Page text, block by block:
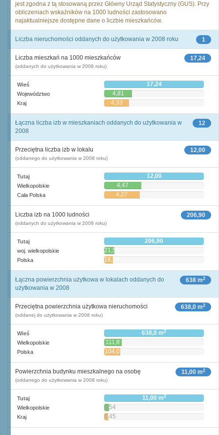
jest zgodna z tą stosowaną przez Główny Urząd Statystyczny (GUS). Przy
obliczeniach wskaźników na 1000 ludności zastosowano
najaktualniejsze dostępne dane o liczbie mieszkańców.
1
Liczba nieruchomości oddanych do użytkowania w 2008 roku
17,24
Liczba mieszkań na 1000 mieszkańców
(oddanych do użytkowania w 2008 roku)
Wieś 17,24
Województwo 4,81
Kraj 4,33
12
Łączna liczba izb w mieszkaniach oddanych do użytkowania w
2008
12,00
Przeciętna liczba izb w lokalu
(oddanego do użytkowania w 2008 roku)
Tutaj 12,00
Wielkopolskie 4,47
Cała Polska 4,27
206,90
Liczba izb na 1000 ludności
(oddanych do użytkowania w 2008 roku)
Tutaj 206,90
woj. wielkopolskie 21,53
Polska 18,50
638 m2
Łączna powierzchnia użytkowa w lokalach oddanych do
użytkowania w 2008
638,0 m2
Przeciętna powierzchnia użytkowa nieruchomości
(oddanej do użytkowania w 2008 roku)
Wieś 638,0 m2
Wielkopolskie
111,8
m2
Polska
104,0
11,00 m2
Powierzchnia budynku mieszkalnego na osobę
(oddanego do użytkowania w 2008 roku)
Tutaj 11,00 m2
Wielkopolskie
0,54
m2
Kraj
0,45